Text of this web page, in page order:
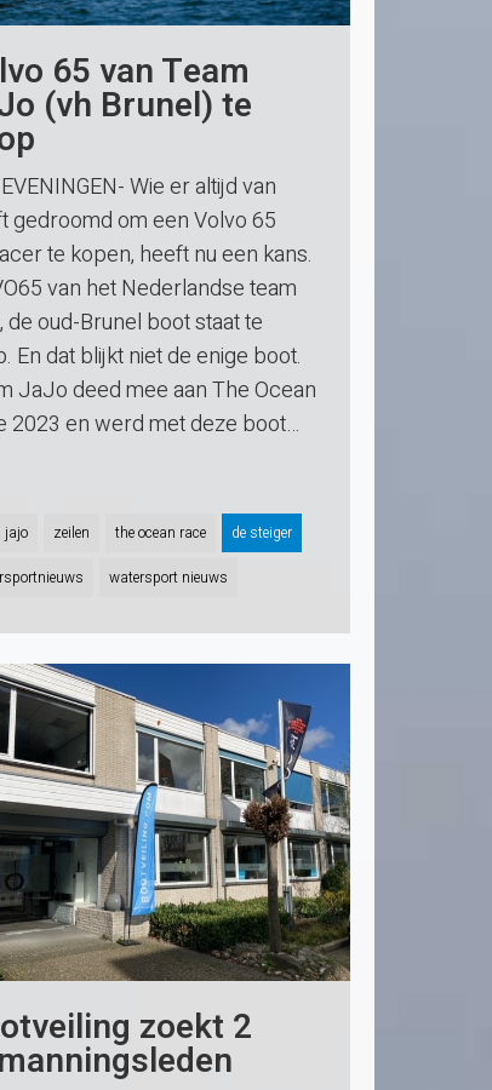
65 van Team
(vh Brunel) te
Wie er altijd van
gedroomd om een Volvo 65
te kopen, heeft nu een kans.
van het Nederlandse team
de oud-Brunel boot staat te
En dat blijkt niet de enige boot.
JaJo deed mee aan The Ocean
2023 en werd met deze boot…
jajo zeilen the ocean race de steiger
watersport nieuws
zoekt 2